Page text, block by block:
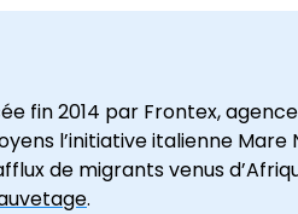
fin 2014 par Frontex,
l’initiative italienne
de migrants venus
.